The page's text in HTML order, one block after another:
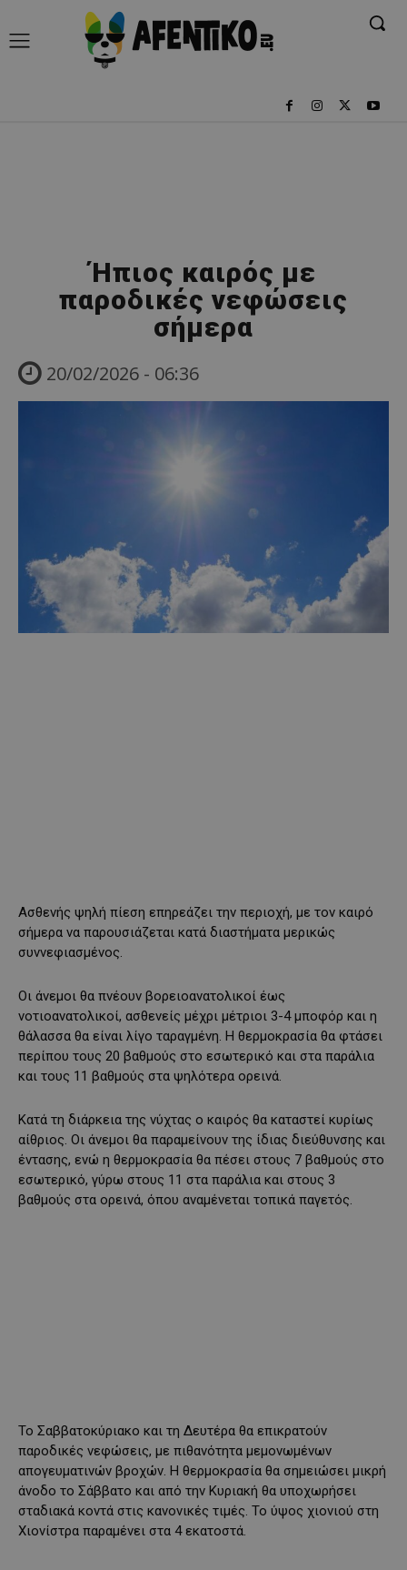
Ήπιος καιρός με
παροδικές νεφώσεις
σήμερα
20/02/2026 - 06:36
Ασθενής ψηλή πίεση επηρεάζει την περιοχή, με τον καιρό
σήμερα να παρουσιάζεται κατά διαστήματα μερικώς
συννεφιασμένος.
Οι άνεμοι θα πνέουν βορειοανατολικοί έως
νοτιοανατολικοί, ασθενείς μέχρι μέτριοι 3-4 μποφόρ και η
θάλασσα θα είναι λίγο ταραγμένη. Η θερμοκρασία θα φτάσει
περίπου τους 20 βαθμούς στο εσωτερικό και στα παράλια
και τους 11 βαθμούς στα ψηλότερα ορεινά.
Κατά τη διάρκεια της νύχτας ο καιρός θα καταστεί κυρίως
αίθριος. Οι άνεμοι θα παραμείνουν της ίδιας διεύθυνσης και
έντασης, ενώ η θερμοκρασία θα πέσει στους 7 βαθμούς στο
εσωτερικό, γύρω στους 11 στα παράλια και στους 3
βαθμούς στα ορεινά, όπου αναμένεται τοπικά παγετός.
Το Σαββατοκύριακο και τη Δευτέρα θα επικρατούν
παροδικές νεφώσεις, με πιθανότητα μεμονωμένων
απογευματινών βροχών. Η θερμοκρασία θα σημειώσει μικρή
άνοδο το Σάββατο και από την Κυριακή θα υποχωρήσει
σταδιακά κοντά στις κανονικές τιμές. Το ύψος χιονιού στη
Χιονίστρα παραμένει στα 4 εκατοστά.